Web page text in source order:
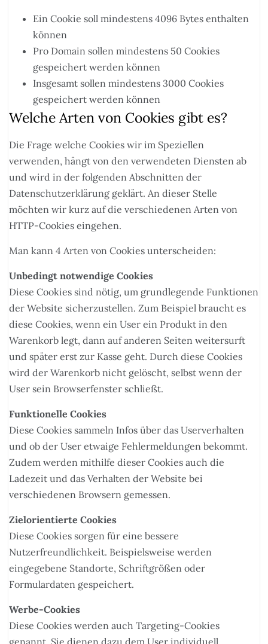
Ein Cookie soll mindestens 4096 Bytes enthalten
können
Pro Domain sollen mindestens 50 Cookies
gespeichert werden können
Insgesamt sollen mindestens 3000 Cookies
gespeichert werden können
Welche Arten von Cookies gibt es?
Die Frage welche Cookies wir im Speziellen
verwenden, hängt von den verwendeten Diensten ab
und wird in der folgenden Abschnitten der
Datenschutzerklärung geklärt. An dieser Stelle
möchten wir kurz auf die verschiedenen Arten von
HTTP-Cookies eingehen.
Man kann 4 Arten von Cookies unterscheiden:
Unbedingt notwendige Cookies
Diese Cookies sind nötig, um grundlegende Funktionen
der Website sicherzustellen. Zum Beispiel braucht es
diese Cookies, wenn ein User ein Produkt in den
Warenkorb legt, dann auf anderen Seiten weitersurft
und später erst zur Kasse geht. Durch diese Cookies
wird der Warenkorb nicht gelöscht, selbst wenn der
User sein Browserfenster schließt.
Funktionelle Cookies
Diese Cookies sammeln Infos über das Userverhalten
und ob der User etwaige Fehlermeldungen bekommt.
Zudem werden mithilfe dieser Cookies auch die
Ladezeit und das Verhalten der Website bei
verschiedenen Browsern gemessen.
Zielorientierte Cookies
Diese Cookies sorgen für eine bessere
Nutzerfreundlichkeit. Beispielsweise werden
eingegebene Standorte, Schriftgrößen oder
Formulardaten gespeichert.
Werbe-Cookies
Diese Cookies werden auch Targeting-Cookies
genannt. Sie dienen dazu dem User individuell